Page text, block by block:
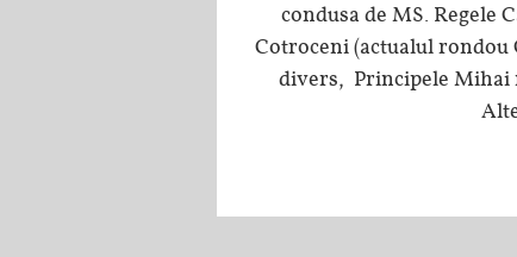
condusa de MS. Regele
Cotroceni (actualul
divers, Principele Mihai